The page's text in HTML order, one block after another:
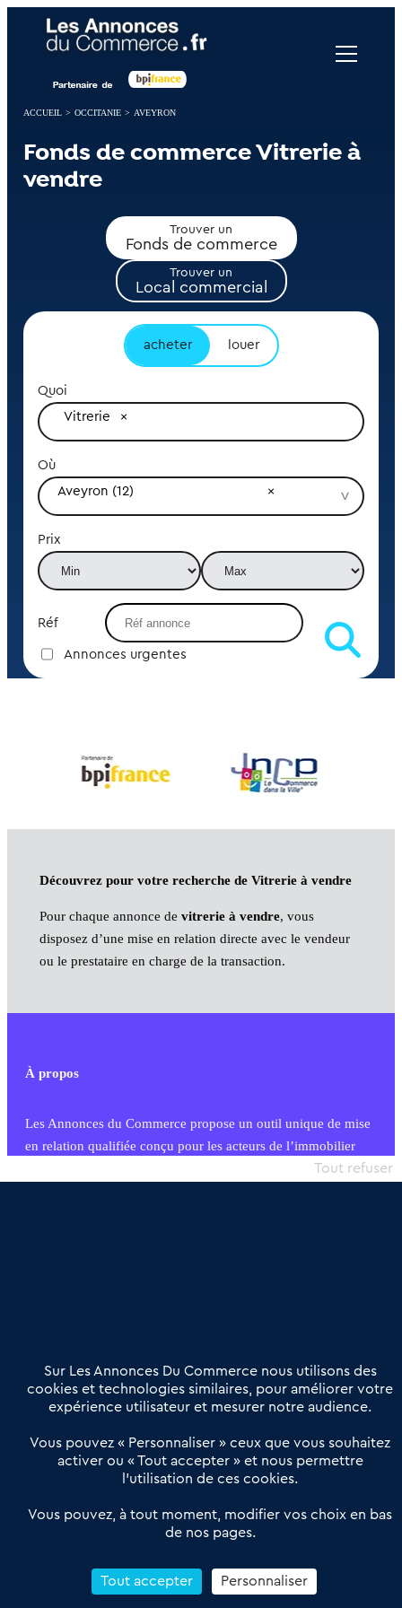
ACCUEIL > OCCITANIE > AVEYRON
Fonds de commerce Vitrerie à
vendre
Trouver un
Fonds de commerce
Trouver un
Local commercial
acheter louer
Quoi
Vitrerie
Où
Aveyron (12)
Prix
Réf
Annonces urgentes
Découvrez pour votre recherche de Vitrerie à vendre
Pour chaque annonce de vitrerie à vendre, vous
disposez d’une mise en relation directe avec le vendeur
ou le prestataire en charge de la transaction.
À propos
Les Annonces du Commerce propose un outil unique de mise
en relation qualifiée conçu pour les acteurs de l’immobilier
commercial et les collectivités territoriales, simple et intégrant
Offres Pro
Actualités
Qui sommes nous ?
Derniers articles
Réseau 3C : un partenaire national dédié aux transactions
Petitscommerces : Un partenariat au service du commerce de
proximité et des territoires
Reprendre un Restaurant Rapide
Panneau de gestion des cookies
Sur Les Annonces Du Commerce nous utilisons des
cookies et technologies similaires, pour améliorer votre
expérience utilisateur et mesurer notre audience.
Vous pouvez « Personnaliser » ceux que vous souhaitez
activer ou « Tout accepter » et nous permettre
l’utilisation de ces cookies.
Vous pouvez, à tout moment, modifier vos choix en bas
de nos pages.
Tout accepter
Tout refuser
Personnaliser